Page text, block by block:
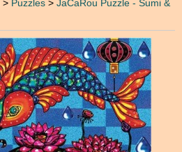
> Puzzles > JaCaRou Puzzle - Sumi &